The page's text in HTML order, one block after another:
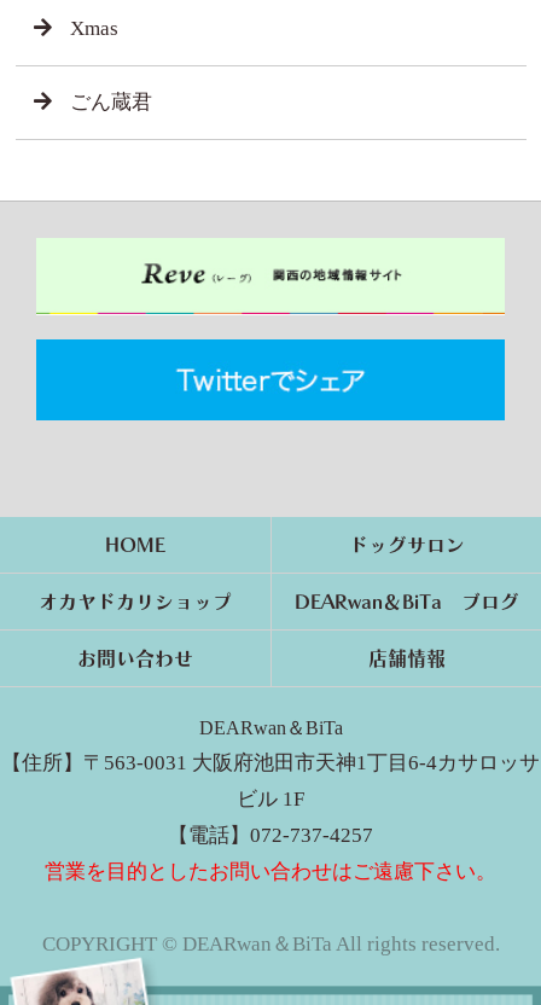
Xmas
ごん蔵君
HOME ドッグサロン
オカヤドカリショップ DEARwan＆BiTa ブログ
お問い合わせ 店舗情報
DEARwan＆BiTa
【住所】〒563-0031 大阪府池田市天神1丁目6-4カサロッサ
ビル 1F
【電話】072-737-4257
営業を目的としたお問い合わせはご遠慮下さい。
COPYRIGHT © DEARwan＆BiTa All rights reserved.